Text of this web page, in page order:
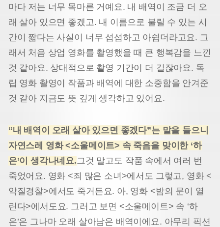
마다 저는 너무 목마른 거예요. 내 배역이 조금 더 오
래 살아 있으면 좋겠고. 내 이름으로 불릴 수 있는 시
간이 짧다는 사실이 너무 섭섭하고 아쉽더라고요. 그
래서 처음 상업 영화를 촬영했을 때 큰 행복감을 느낀
것 같아요. 상대적으로 촬영 기간이 더 길잖아요. 독
립 영화 촬영이 작품과 배역에 대한 소중함을 안겨준
것 같아 지금도 뜻 깊게 생각하고 있어요.
“내 배역이 오래 살아 있으면 좋겠다”는 말을 들으니
자연스레 영화 <소울메이트> 속 죽음을 맞이한 ‘하
은’이 생각나네요. 그것 말고도 작품 속에서 여러 번
죽었어요. 영화 <죄 많은 소녀>에서도 그렇고, 영화 <
악질경찰>에서도 죽거든요. 아, 영화 <밤의 문이 열
린다>에서도요. 그러고 보면 <소울메이트> 속 ‘하
은’은 그나마 오래 살아남은 배역이에요. 아무리 픽션